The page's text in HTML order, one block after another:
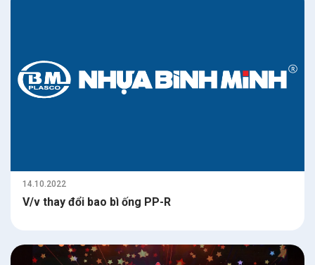
14.10.2022
V/v thay đổi bao bì ống PP-R